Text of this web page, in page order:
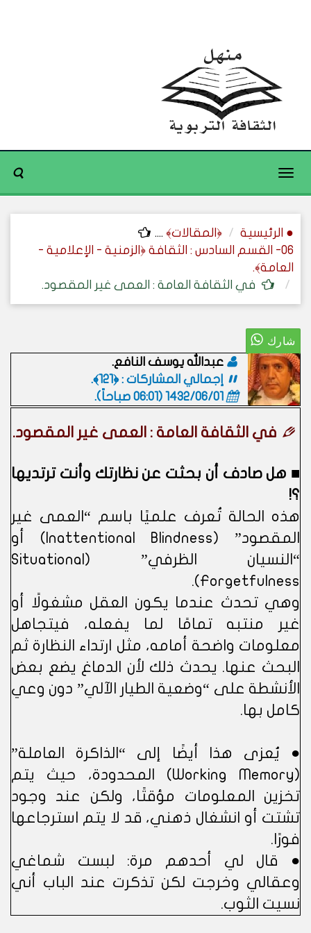
Toggle
● الرئيسية ﴿المقالات﴾ ....
06- القسم السادس : الثقافة ﴿الزمنية - الإعلامية -
العامة﴾.
في الثقافة العامة : العمى غير المقصود.
عبدالله يوسف النافع.
إجمالي المشاركات : ﴿121﴾.
1432/06/01 (06:01 صباحاً)
.
في الثقافة العامة : العمى غير المقصود.
■ هل صادف أن بحثت عن نظارتك وأنت ترتديها
؟!
هذه الحالة تُعرف علميًا باسم “العمى غير
المقصود” (Inattentional Blindness) أو
“النسيان الظرفي” (Situational
Forgetfulness).
وهي تحدث عندما يكون العقل مشغولًا أو
غير منتبه تمامًا لما يفعله، فيتجاهل
معلومات واضحة أمامه، مثل ارتداء النظارة ثم
البحث عنها. يحدث ذلك لأن الدماغ يضع بعض
الأنشطة على “وضعية الطيار الآلي” دون وعي
كامل بها.
● يُعزى هذا أيضًا إلى “الذاكرة العاملة”
(Working Memory) المحدودة، حيث يتم
تخزين المعلومات مؤقتًا، ولكن عند وجود
تشتت أو انشغال ذهني، قد لا يتم استرجاعها
فورًا.
● قال لي أحدهم مرة: لبست شماغي
وعقالي وخرجت لكن تذكرت عند الباب أني
نسيت الثوب.